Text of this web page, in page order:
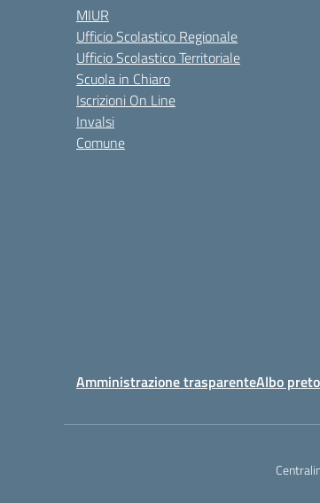
MIUR
Ufficio Scolastico Regionale
Ufficio Scolastico Territoriale
Scuola in Chiaro
Iscrizioni On Line
Invalsi
Comune
Amministrazione trasparenteAlbo